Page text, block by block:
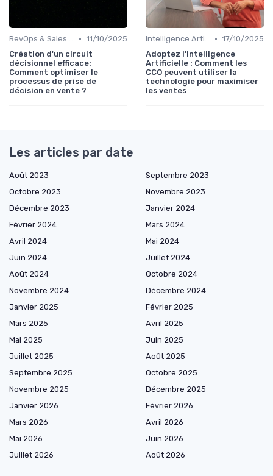
RevOps & Sales Ops • 11/10/2025
Création d'un circuit
décisionnel efficace:
Comment optimiser le
processus de prise de
décision en vente ?
Intelligence Artificielle pour les ventes • 17/10/2025
Adoptez l'Intelligence
Artificielle : Comment les
CCO peuvent utiliser la
technologie pour maximiser
les ventes
Les articles par date
Août 2023
Septembre 2023
Octobre 2023
Novembre 2023
Décembre 2023
Janvier 2024
Février 2024
Mars 2024
Avril 2024
Mai 2024
Juin 2024
Juillet 2024
Août 2024
Octobre 2024
Novembre 2024
Décembre 2024
Janvier 2025
Février 2025
Mars 2025
Avril 2025
Mai 2025
Juin 2025
Juillet 2025
Août 2025
Septembre 2025
Octobre 2025
Novembre 2025
Décembre 2025
Janvier 2026
Février 2026
Mars 2026
Avril 2026
Mai 2026
Juin 2026
Juillet 2026
Août 2026